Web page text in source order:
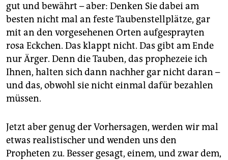
gut und bewährt – aber: Denken Sie dabei am
besten nicht mal an feste Taubenstellplätze, gar
mit an den vorgesehenen Orten aufgesprayten
rosa Eckchen. Das klappt nicht. Das gibt am Ende
nur Ärger. Denn die Tauben, das prophezeie ich
Ihnen, halten sich dann nachher gar nicht daran –
und das, obwohl sie nicht einmal dafür bezahlen
müssen.
Jetzt aber genug der Vorhersagen, werden wir mal
etwas realistischer und wenden uns den
Propheten zu. Besser gesagt, einem, und zwar dem,